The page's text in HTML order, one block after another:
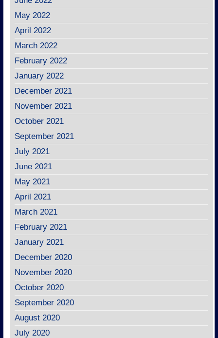
May 2022
April 2022
March 2022
February 2022
January 2022
December 2021
November 2021
October 2021
September 2021
July 2021
June 2021
May 2021
April 2021
March 2021
February 2021
January 2021
December 2020
November 2020
October 2020
September 2020
August 2020
July 2020